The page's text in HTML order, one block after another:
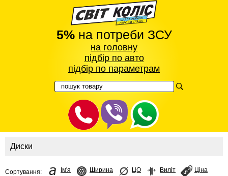
5%на потреби ЗСУ
на головну
підбір по авто
підбір по параметрам
Диски
Сортування: Ім'я Ширина ЦО Виліт
Ціна